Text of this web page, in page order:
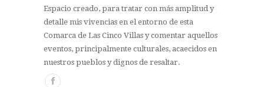
Espacio creado, para tratar con más amplitud y
detalle mis vivencias en el entorno de esta
Comarca de Las Cinco Villas y comentar aquellos
eventos, principalmente culturales, acaecidos en
nuestros pueblos y dignos de resaltar.